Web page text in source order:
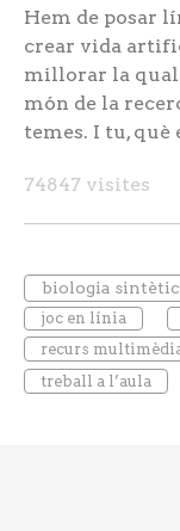
Hem de posar
crear vida
millorar la
món de la
temes. I tu, què
74847 visites
biologia
joc en línia
recurs
treball a l’aula